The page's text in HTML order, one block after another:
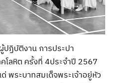
ฏิบัติงาน การประปา
โลหิต ครั้งที่ 4ประจำปี 2567
พระบาทสมเด็จพระเจ้าอยู่หัว